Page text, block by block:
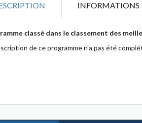
INFORMATIONS
classé dans le classement des
de ce programme n'a pas été